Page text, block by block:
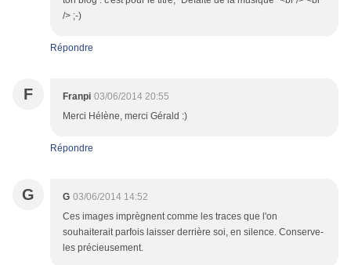
/> ;-)
Répondre
F Franpi 03/06/2014 20:55
Merci Hélène, merci Gérald :)
Répondre
G G 03/06/2014 14:52
Ces images imprègnent comme les traces que l'on
souhaiterait parfois laisser derrière soi, en silence. Conserve-
les précieusement.